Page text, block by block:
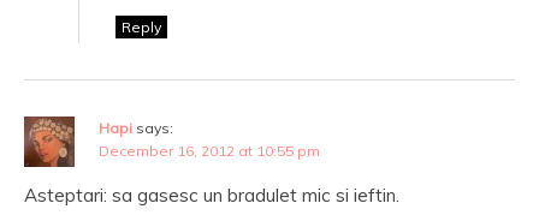
Reply
Hapi says:
December 16, 2012 at 10:55 pm
Asteptari: sa gasesc un bradulet mic si ieftin.